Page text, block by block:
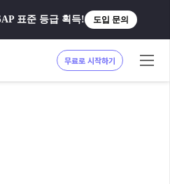
표준 등급 획득! 도입 문의
무료로 시작하기